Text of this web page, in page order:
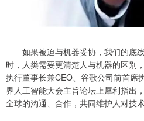
如果被迫与机器妥协，我们的底线
时，人类需要更清楚人与机器的区别
执行董事长兼CEO、谷歌公司前首席
界人工智能大会主旨论坛上犀利指出
全球的沟通、合作，共同维护人对技术